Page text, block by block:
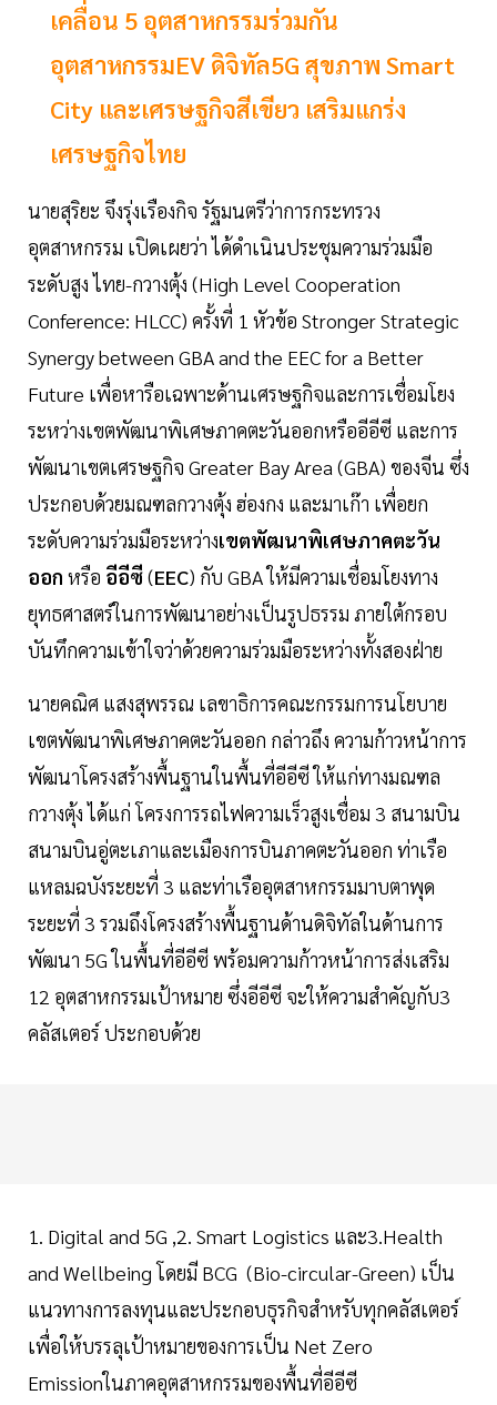
เคลื่อน 5 อุตสาหกรรมร่วมกัน
อุตสาหกรรมEV ดิจิทัล5G สุขภาพ Smart
City และเศรษฐกิจสีเขียว เสริมแกร่ง
เศรษฐกิจไทย
นายสุริยะ จึงรุ่งเรืองกิจ รัฐมนตรีว่าการกระทรวง
อุตสาหกรรม เปิดเผยว่า ได้ดำเนินประชุมความร่วมมือ
ระดับสูง ไทย-กวางตุ้ง (High Level Cooperation
Conference: HLCC) ครั้งที่ 1 หัวข้อ Stronger Strategic
Synergy between GBA and the EEC for a Better
Future เพื่อหารือเฉพาะด้านเศรษฐกิจและการเชื่อมโยง
ระหว่างเขตพัฒนาพิเศษภาคตะวันออกหรืออีอีซี และการ
พัฒนาเขตเศรษฐกิจ Greater Bay Area (GBA) ของจีน ซึ่ง
ประกอบด้วยมณฑลกวางตุ้ง ฮ่องกง และมาเก๊า เพื่อยก
ระดับความร่วมมือระหว่างเขตพัฒนาพิเศษภาคตะวัน
ออก หรือ อีอีซี(EEC) กับ GBA ให้มีความเชื่อมโยงทาง
ยุทธศาสตร์ในการพัฒนาอย่างเป็นรูปธรรม ภายใต้กรอบ
บันทึกความเข้าใจว่าด้วยความร่วมมือระหว่างทั้งสองฝ่าย
นายคณิศ แสงสุพรรณ เลขาธิการคณะกรรมการนโยบาย
เขตพัฒนาพิเศษภาคตะวันออก กล่าวถึง ความก้าวหน้าการ
พัฒนาโครงสร้างพื้นฐานในพื้นที่อีอีซี ให้แก่ทางมณฑล
กวางตุ้ง ได้แก่ โครงการรถไฟความเร็วสูงเชื่อม 3 สนามบิน
สนามบินอู่ตะเภาและเมืองการบินภาคตะวันออก ท่าเรือ
แหลมฉบังระยะที่ 3 และท่าเรืออุตสาหกรรมมาบตาพุด
ระยะที่ 3 รวมถึงโครงสร้างพื้นฐานด้านดิจิทัลในด้านการ
พัฒนา 5G ในพื้นที่อีอีซี พร้อมความก้าวหน้าการส่งเสริม
12 อุตสาหกรรมเป้าหมาย ซึ่งอีอีซี จะให้ความสำคัญกับ3
คลัสเตอร์ ประกอบด้วย
1. Digital and 5G ,2. Smart Logistics และ3.Health
and Wellbeing โดยมี BCG (Bio-circular-Green) เป็น
แนวทางการลงทุนและประกอบธุรกิจสำหรับทุกคลัสเตอร์
เพื่อให้บรรลุเป้าหมายของการเป็น Net Zero
Emissionในภาคอุตสาหกรรมของพื้นที่อีอีซี